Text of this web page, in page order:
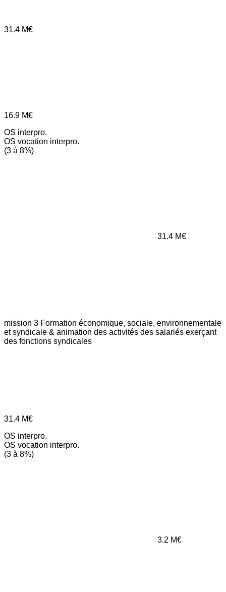
31.4 M€
16.9 M€
OS interpro.
OS vocation interpro.
(3 à 8%)
31.4 M€
mission 3 Formation économique, sociale, environnementale
et syndicale & animation des activités des salariés exerçant
des fonctions syndicales
31.4 M€
OS interpro.
OS vocation interpro.
(3 à 8%)
3.2 M€